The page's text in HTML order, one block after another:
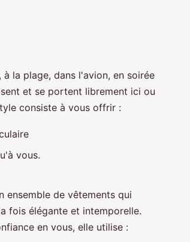
la plage, dans l'avion, en soirée
et se portent librement ici ou
consiste à vous offrir :
vous.
ensemble de vêtements qui
fois élégante et intemporelle.
en vous, elle utilise :